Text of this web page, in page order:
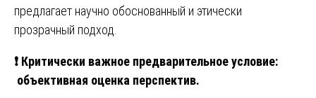
предлагает научно обоснованный и этически
прозрачный подход.
❗ Критически важное предварительное условие:
объективная оценка перспектив.